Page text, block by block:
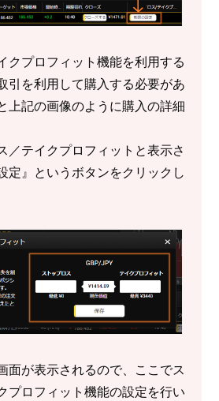
クプロフィット機能を利用する
引を利用して購入する必要があ
上記の画像のように購入の詳細
／テイクプロフィットと表示さ
定』というボタンをクリックし
面が表示されるので、ここでス
プロフィット機能の設定を行い